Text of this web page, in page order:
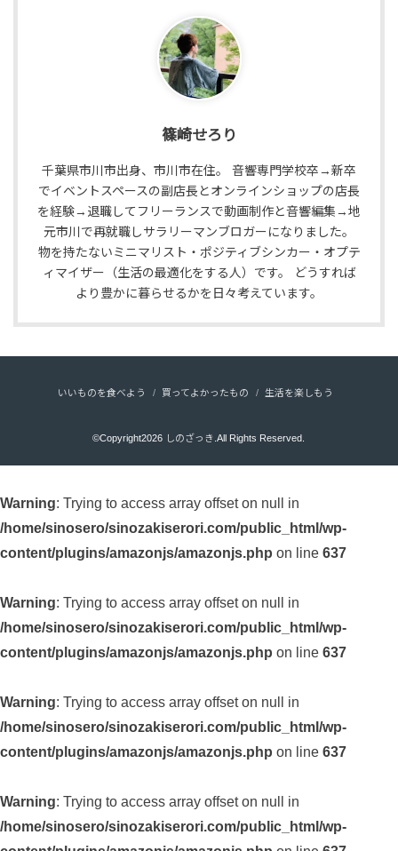
篠崎せろり
千葉県市川市出身、市川市在住。 音響専門学校卒→新卒
でイベントスペースの副店長とオンラインショップの店長
を経験→退職してフリーランスで動画制作と音響編集→地
元市川で再就職しサラリーマンブロガーになりました。
物を持たないミニマリスト・ポジティブシンカー・オプテ
ィマイザー（生活の最適化をする人）です。 どうすれば
より豊かに暮らせるかを日々考えています。
いいものを食べよう 買ってよかったもの 生活を楽しもう
©Copyright2026 しのざっき .All Rights Reserved.
Warning: Trying to access array offset on null in
/home/sinosero/sinozakiserori.com/public_html/wp-
content/plugins/amazonjs/amazonjs.php on line 637
Warning: Trying to access array offset on null in
/home/sinosero/sinozakiserori.com/public_html/wp-
content/plugins/amazonjs/amazonjs.php on line 637
Warning: Trying to access array offset on null in
/home/sinosero/sinozakiserori.com/public_html/wp-
content/plugins/amazonjs/amazonjs.php on line 637
Warning: Trying to access array offset on null in
/home/sinosero/sinozakiserori.com/public_html/wp-